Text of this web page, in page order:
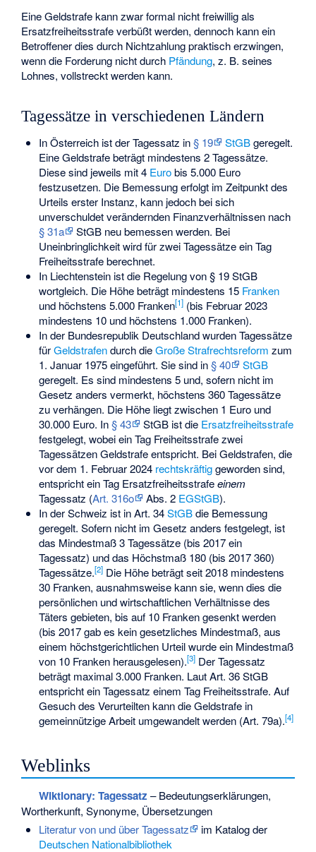
Eine Geldstrafe kann zwar formal nicht freiwillig als
Ersatzfreiheitsstrafe verbüßt werden, dennoch kann ein
Betroffener dies durch Nichtzahlung praktisch erzwingen,
wenn die Forderung nicht durch Pfändung, z. B. seines
Lohnes, vollstreckt werden kann.
Tagessätze in verschiedenen Ländern
In Österreich ist der Tagessatz in§ 19 StGBgeregelt.
Eine Geldstrafe beträgt mindestens 2 Tagessätze.
Diese sind jeweils mit 4 Eurobis 5.000 Euro
festzusetzen. Die Bemessung erfolgt im Zeitpunkt des
Urteils erster Instanz, kann jedoch bei sich
unverschuldet verändernden Finanzverhältnissen nach
§ 31a
StGB neu bemessen werden. Bei
Uneinbringlichkeit wird für zwei Tagessätze ein Tag
Freiheitsstrafe berechnet.
In Liechtenstein ist die Regelung von § 19 StGB
wortgleich. Die Höhe beträgt mindestens 15 Franken
und höchstens 5.000 Franken[1](bis Februar 2023
mindestens 10 und höchstens 1.000 Franken).
In der Bundesrepublik Deutschland wurden Tagessätze
fürGeldstrafendurch dieGroße Strafrechtsreform zum
1. Januar 1975 eingeführt. Sie sind in§ 40
StGB
geregelt. Es sind mindestens 5 und, sofern nicht im
Gesetz anders vermerkt, höchstens 360 Tagessätze
zu verhängen. Die Höhe liegt zwischen 1 Euro und
30.000 Euro. In§ 43 StGB ist die Ersatzfreiheitsstrafe
festgelegt, wobei ein Tag Freiheitsstrafe zwei
Tagessätzen Geldstrafe entspricht. Bei Geldstrafen, die
vor dem 1. Februar 2024 rechtskräftiggeworden sind,
entspricht ein Tag Ersatzfreiheitsstrafeeinem
Tagessatz (Art. 316o Abs. 2 EGStGB).
In der Schweiz ist in Art. 34StGBdie Bemessung
geregelt. Sofern nicht im Gesetz anders festgelegt, ist
das Mindestmaß 3 Tagessätze (bis 2017 ein
Tagessatz) und das Höchstmaß 180 (bis 2017 360)
Tagessätze.[2]Die Höhe beträgt seit 2018 mindestens
30 Franken, ausnahmsweise kann sie, wenn dies die
persönlichen und wirtschaftlichen Verhältnisse des
Täters gebieten, bis auf 10 Franken gesenkt werden
(bis 2017 gab es kein gesetzliches Mindestmaß, aus
einem höchstgerichtlichen Urteil wurde ein Mindestmaß
von 10 Franken herausgelesen).[3]Der Tagessatz
beträgt maximal 3.000 Franken. Laut Art. 36 StGB
entspricht ein Tagessatz einem Tag Freiheitsstrafe. Auf
Gesuch des Verurteilten kann die Geldstrafe in
gemeinnützige Arbeit umgewandelt werden (Art. 79a).[4]
Weblinks
Wiktionary: Tagessatz – Bedeutungserklärungen,
Wortherkunft, Synonyme, Übersetzungen
Literatur von und über Tagessatz
im Katalog der
Deutschen Nationalbibliothek